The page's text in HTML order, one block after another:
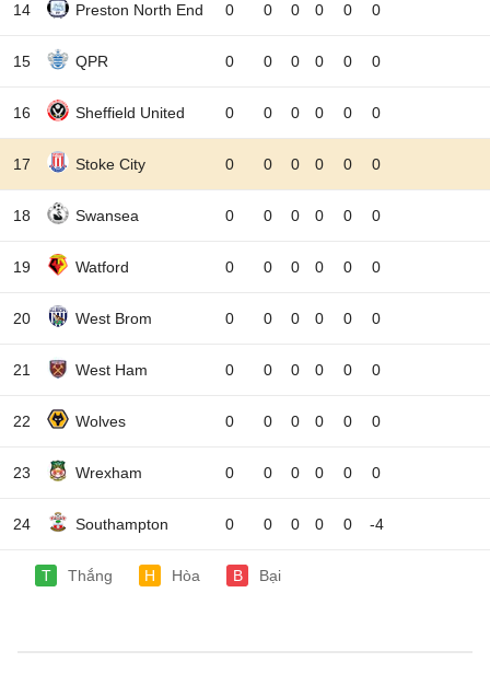
14 Preston North End 0 0 0 0 0 0
15 QPR 0 0 0 0 0 0
16 Sheffield United 0 0 0 0 0 0
17 Stoke City 0 0 0 0 0 0
18 Swansea 0 0 0 0 0 0
19 Watford 0 0 0 0 0 0
20 West Brom 0 0 0 0 0 0
21 West Ham 0 0 0 0 0 0
22 Wolves 0 0 0 0 0 0
23 Wrexham 0 0 0 0 0 0
24 Southampton 0 0 0 0 0 -4
T Thắng H Hòa B Bại